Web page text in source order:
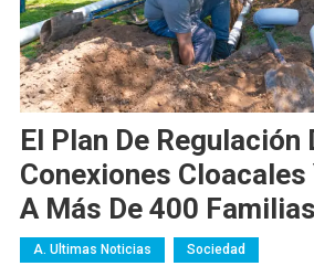
El Plan De Regulación
Conexiones Cloacales
A Más De 400 Familias
A. Ultimas Noticias Sociedad